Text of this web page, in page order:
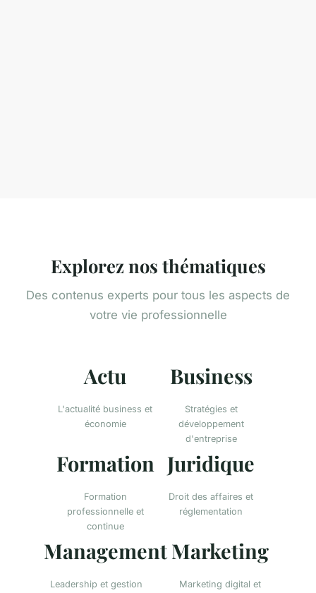
Explorez nos thématiques
Des contenus experts pour tous les aspects de
votre vie professionnelle
Actu
L'actualité business et
économie
Business
Stratégies et
développement
d'entreprise
Formation
Formation
professionnelle et
continue
Juridique
Droit des affaires et
réglementation
Management
Leadership et gestion
Marketing
Marketing digital et